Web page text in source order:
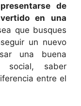
de
en una
que busques
un nuevo
una buena
social, saber
entre el